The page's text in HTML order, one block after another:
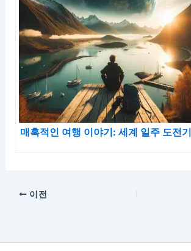
매혹적인 여행 이야기: 세계 일주 도전기
이전